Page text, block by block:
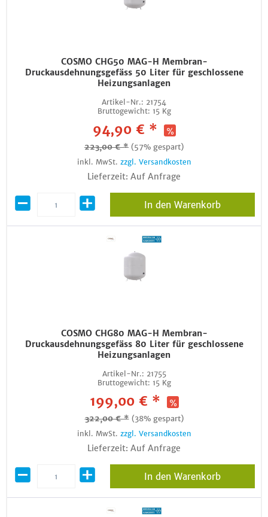
COSMO CHG50 MAG-H Membran-
Druckausdehnungsgefäss 50 Liter für geschlossene
Heizungsanlagen
Artikel-Nr.: 21754
Bruttogewicht: 15 Kg
94,90 € *
223,00 € * (57% gespart)
inkl. MwSt. zzgl. Versandkosten
Lieferzeit: Auf Anfrage
In den Warenkorb
COSMO CHG80 MAG-H Membran-
Druckausdehnungsgefäss 80 Liter für geschlossene
Heizungsanlagen
Artikel-Nr.: 21755
Bruttogewicht: 15 Kg
199,00 € *
322,00 € * (38% gespart)
inkl. MwSt. zzgl. Versandkosten
Lieferzeit: Auf Anfrage
In den Warenkorb